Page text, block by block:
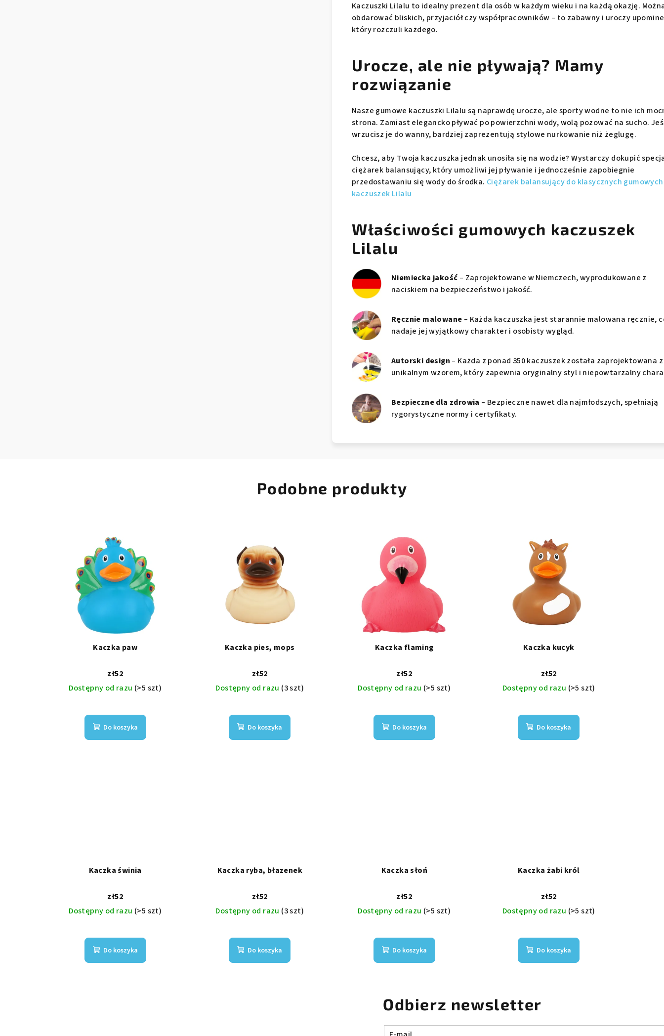
Kaczuszki Lilalu to idealny prezent dla osób w każdym wieku i na każdą okazję.
obdarować bliskich, przyjaciół czy współpracowników – to zabawny i uroczy
który rozczuli każdego.
Urocze, ale nie pływają? Mamy
rozwiązanie
Nasze gumowe kaczuszki Lilalu są naprawdę urocze, ale sporty wodne to nie ich
strona. Zamiast elegancko pływać po powierzchni wody, wolą pozować na sucho.
wrzucisz je do wanny, bardziej zaprezentują stylowe nurkowanie niż żeglugę.
Chcesz, aby Twoja kaczuszka jednak unosiła się na wodzie? Wystarczy dokupić
ciężarek balansujący, który umożliwi jej pływanie i jednocześnie zapobiegnie
przedostawaniu się wody do środka. Ciężarek balansujący do klasycznych gumowych
kaczuszek Lilalu
Właściwości gumowych kaczuszek
Lilalu
Niemiecka jakość – Zaprojektowane w Niemczech, wyprodukowane z
naciskiem na bezpieczeństwo i jakość.
Ręcznie malowane – Każda kaczuszka jest starannie malowana ręcznie,
nadaje jej wyjątkowy charakter i osobisty wygląd.
Autorski design – Każda z ponad 350 kaczuszek została zaprojektowana z
unikalnym wzorem, który zapewnia oryginalny styl i niepowtarzalny
Bezpieczne dla zdrowia – Bezpieczne nawet dla najmłodszych, spełniają
rygorystyczne normy i certyfikaty.
Podobne produkty
Kaczka paw
zł52
Dostępny od razu (>5 szt)
Do koszyka
Kaczka pies, mops
zł52
Dostępny od razu (3 szt)
Do koszyka
Kaczka flaming
zł52
Dostępny od razu (>5 szt)
Do koszyka
Kaczka kucyk
zł52
Dostępny od razu (>5 szt)
Do koszyka
Kaczka świnia
zł52
Dostępny od razu (>5 szt)
Do koszyka
Kaczka ryba, błazenek
zł52
Dostępny od razu (3 szt)
Do koszyka
Kaczka słoń
zł52
Dostępny od razu (>5 szt)
Do koszyka
Kaczka żabi król
zł52
Dostępny od razu (>5 szt)
Do koszyka
Odbierz newsletter